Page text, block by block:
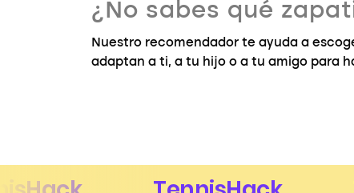
¿No sabes qué
Nuestro recomendador te ayuda a
adaptan a ti, a tu hijo o a tu amigo para